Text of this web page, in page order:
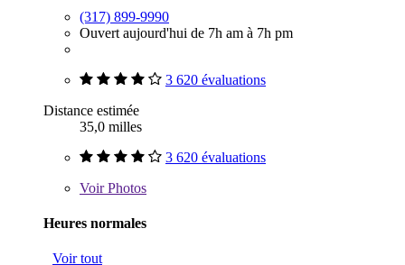
(317) 899-9990
Ouvert aujourd'hui de 7h am à 7h pm
3 620 évaluations
Distance estimée
35,0 milles
3 620 évaluations
VoirPhotos
Heures normales
Voir tout